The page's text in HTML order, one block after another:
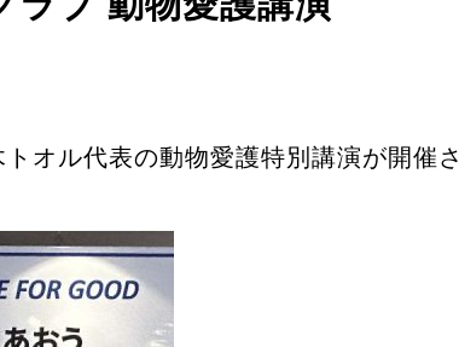
オル代表の動物愛護特別講演が開催さ